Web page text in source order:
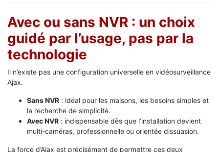
Avec ou sans NVR : un choix
guidé par l’usage, pas par la
technologie
Il n’existe pas une configuration universelle en vidéosurveillance
Ajax.
Sans NVR : idéal pour les maisons, les besoins simples et
la recherche de simplicité.
Avec NVR : indispensable dès que l’installation devient
multi-caméras, professionnelle ou orientée dissuasion.
La force d’Ajax est précisément de permettre ces deux